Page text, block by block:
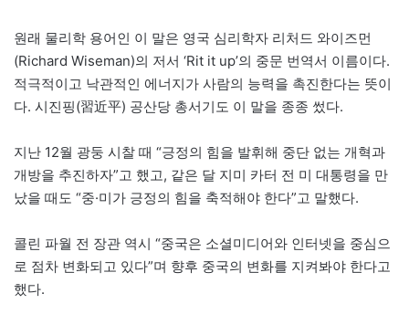
원래 물리학 용어인 이 말은 영국 심리학자 리처드 와이즈먼
(Richard Wiseman)의 저서 ‘Rit it up’의 중문 번역서 이름이다.
적극적이고 낙관적인 에너지가 사람의 능력을 촉진한다는 뜻이
다. 시진핑(習近平) 공산당 총서기도 이 말을 종종 썼다.
지난 12월 광둥 시찰 때 “긍정의 힘을 발휘해 중단 없는 개혁과
개방을 추진하자”고 했고, 같은 달 지미 카터 전 미 대통령을 만
났을 때도 “중·미가 긍정의 힘을 축적해야 한다”고 말했다.
콜린 파월 전 장관 역시 “중국은 소셜미디어와 인터넷을 중심으
로 점차 변화되고 있다”며 향후 중국의 변화를 지켜봐야 한다고
했다.